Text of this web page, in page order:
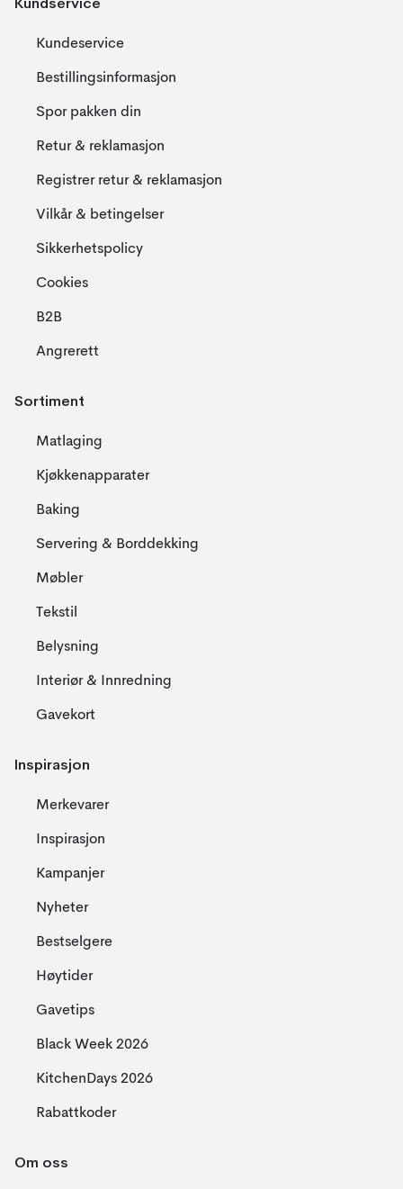
Kundeservice
Bestillingsinformasjon
Spor pakken din
Retur & reklamasjon
Registrer retur & reklamasjon
Vilkår & betingelser
Sikkerhetspolicy
Cookies
B2B
Angrerett
Sortiment
Matlaging
Kjøkkenapparater
Baking
Servering & Borddekking
Møbler
Tekstil
Belysning
Interiør & Innredning
Gavekort
Inspirasjon
Merkevarer
Inspirasjon
Kampanjer
Nyheter
Bestselgere
Høytider
Gavetips
Black Week 2026
KitchenDays 2026
Rabattkoder
Om oss